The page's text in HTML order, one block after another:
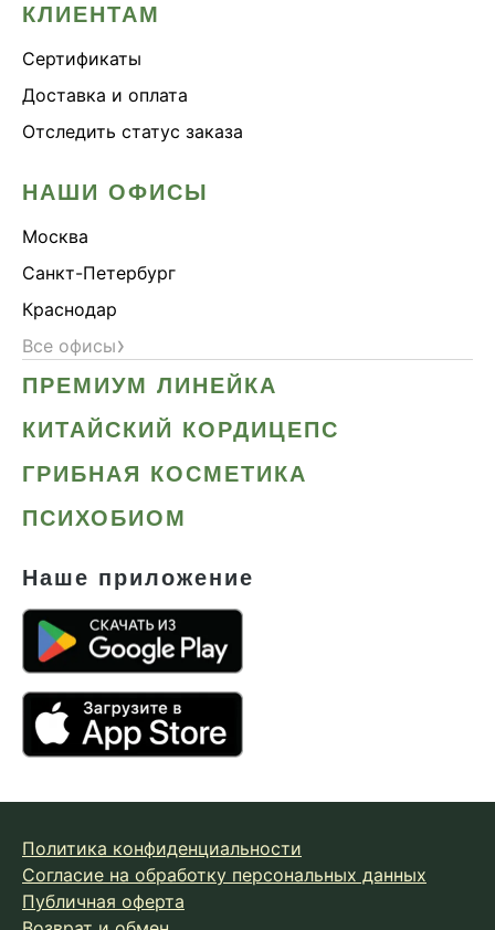
КЛИЕНТАМ
Сертификаты
Доставка и оплата
Отследить статус заказа
НАШИ ОФИСЫ
Москва
Санкт-Петербург
Краснодар
Все офисы›
ПРЕМИУМ ЛИНЕЙКА
КИТАЙСКИЙ КОРДИЦЕПС
ГРИБНАЯ КОСМЕТИКА
ПСИХОБИОМ
Наше приложение
Политика конфиденциальности
Согласие на обработку персональных данных
Публичная оферта